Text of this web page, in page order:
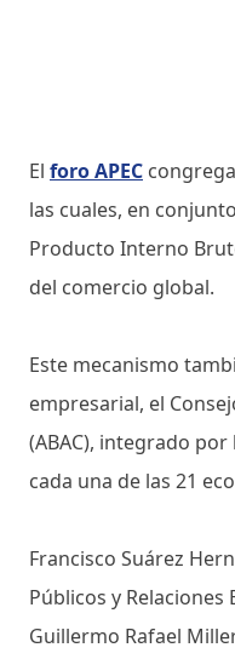
El foro APEC
las cuales, en
Producto Interno
del comercio global.
Este mecanismo
empresarial, el
(ABAC), integrado
cada una de las 21
Francisco Suárez
Públicos y Relaciones
Guillermo Rafael